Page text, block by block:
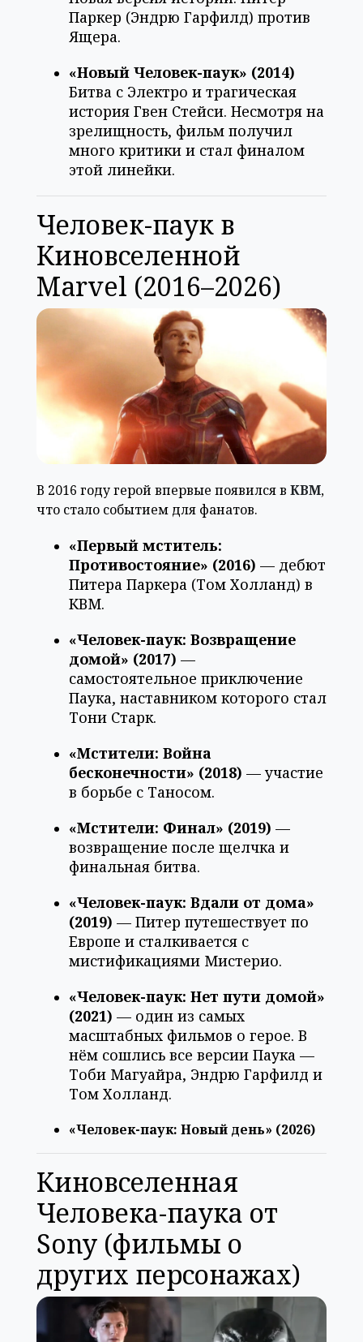
Паркер (Эндрю Гарфилд) против
Ящера.
«Новый Человек-паук» (2014)
Битва с Электро и трагическая
история Гвен Стейси. Несмотря на
зрелищность, фильм получил
много критики и стал финалом
этой линейки.
Человек-паук в
Киновселенной
Marvel (2016–2026)
В 2016 году герой впервые появился в КВМ,
что стало событием для фанатов.
«Первый мститель:
Противостояние» (2016) — дебют
Питера Паркера (Том Холланд) в
КВМ.
«Человек-паук: Возвращение
домой» (2017) —
самостоятельное приключение
Паука, наставником которого стал
Тони Старк.
«Мстители: Война
бесконечности» (2018) — участие
в борьбе с Таносом.
«Мстители: Финал» (2019) —
возвращение после щелчка и
финальная битва.
«Человек-паук: Вдали от дома»
(2019) — Питер путешествует по
Европе и сталкивается с
мистификациями Мистерио.
«Человек-паук: Нет пути домой»
(2021) — один из самых
масштабных фильмов о герое. В
нём сошлись все версии Паука —
Тоби Магуайра, Эндрю Гарфилд и
Том Холланд.
«Человек-паук: Новый день» (2026)
Киновселенная
Человека-паука от
Sony (фильмы о
других персонажах)